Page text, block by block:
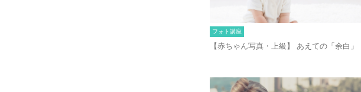
フォト講座
【赤ちゃん写真・上級】 あえての「余白」